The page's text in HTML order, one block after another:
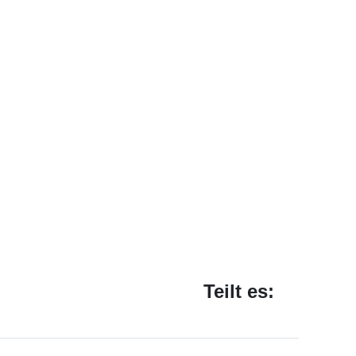
Teilt es: